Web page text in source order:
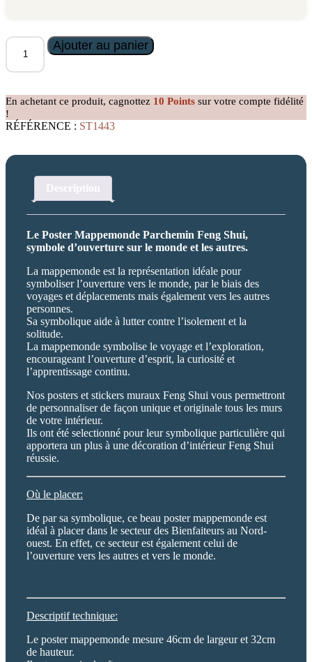
quantité
Poster
Ajouter au panier
En achetant ce produit, cagnottez 10 Points sur votre compte fidélité
!
RÉFÉRENCE : ST1443
Description
Le Poster Mappemonde Parchemin Feng Shui,
symbole d’ouverture sur le monde et les autres.
La mappemonde est la représentation idéale pour
symboliser l’ouverture vers le monde, par le biais des
voyages et déplacements mais également vers les autres
personnes.
Sa symbolique aide à lutter contre l’isolement et la
solitude.
La mappemonde symbolise le voyage et l’exploration,
encourageant l’ouverture d’esprit, la curiosité et
l’apprentissage continu.
Nos posters et stickers muraux Feng Shui vous permettront
de personnaliser de façon unique et originale tous les murs
de votre intérieur.
Ils ont été selectionné pour leur symbolique particulière qui
apportera un plus à une décoration d’intérieur Feng Shui
réussie.
Où le placer:
De par sa symbolique, ce beau poster mappemonde est
idéal à placer dans le secteur des Bienfaiteurs au Nord-
ouest. En effet, ce secteur est également celui de
l’ouverture vers les autres et vers le monde.
Descriptif technique:
Le poster mappemonde mesure 46cm de largeur et 32cm
de hauteur.